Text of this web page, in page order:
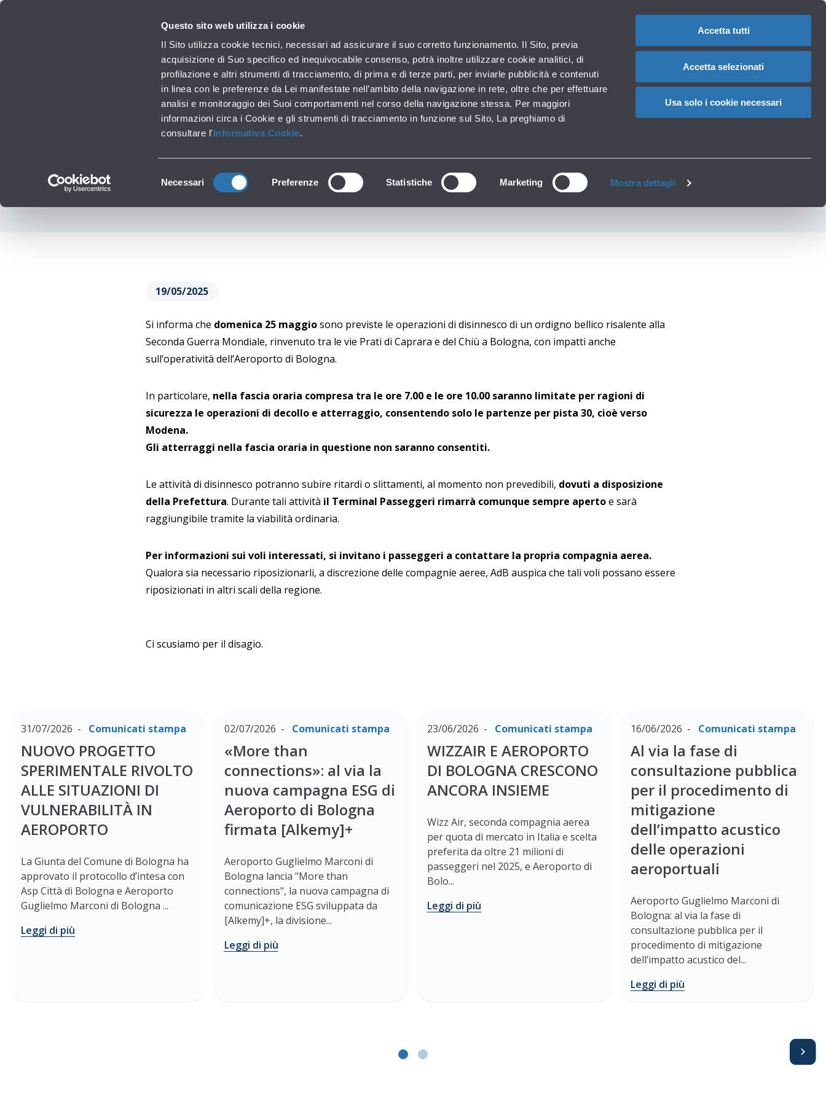
Questo sito web utilizza i cookie
Il Sito utilizza cookie tecnici, necessari ad assicurare il suo corretto funzionamento. Il Sito, previa
acquisizione di Suo specifico ed inequivocabile consenso, potrà inoltre utilizzare cookie analitici, di
profilazione e altri strumenti di tracciamento, di prima e di terze parti, per inviarle pubblicità e contenuti
in linea con le preferenze da Lei manifestate nell’ambito della navigazione in rete, oltre che per effettuare
analisi e monitoraggio dei Suoi comportamenti nel corso della navigazione stessa. Per maggiori
informazioni circa i Cookie e gli strumenti di tracciamento in funzione sul Sito, La preghiamo di
consultare l'Informativa Cookie.
del
Necessari Preferenze Statistiche Marketing Mostra dettagli
Accetta tutti
Accetta selezionati
Usa solo i cookie necessari
CAMBIA
Profilo aziendale Business Sala stampa Operatori aeroportuali Carrello
DOMENICA 25 MAGGIO LIMITAZIONI AL TRAFFICO AEREO
PER DISINNESCO ORDIGNO BELLICO DALLE ORE 07.00 ALLE
ORE 10.00
19/05/2025
Si informa che domenica 25 maggiosono previste le operazioni di disinnesco di un ordigno bellico risalente alla
Seconda Guerra Mondiale, rinvenuto tra le vie Prati di Caprara e del Chiù a Bologna, con impatti anche
sull’operatività dell’Aeroporto di Bologna.
In particolare, nella fascia oraria compresa tra le ore 7.00 e le ore 10.00 saranno limitate per ragioni di
sicurezza le operazioni di decollo e atterraggio, consentendo solo le partenze per pista 30, cioè verso
Modena.
Gli atterraggi nella fascia oraria in questione non saranno consentiti.
Le attività di disinnesco potranno subire ritardi o slittamenti, al momento non prevedibili, dovuti a disposizione
della Prefettura. Durante tali attività il Terminal Passeggeri rimarrà comunque sempre apertoe sarà
raggiungibile tramite la viabilità ordinaria.
Per informazioni sui voli interessati, si invitano i passeggeri a contattare la propria compagnia aerea.
Qualora sia necessario riposizionarli, a discrezione delle compagnie aeree, AdB auspica che tali voli possano essere
riposizionati in altri scali della regione.
Ci scusiamo per il disagio.
31/07/2026 Comunicati stampa
NUOVO PROGETTO
SPERIMENTALE RIVOLTO
ALLE SITUAZIONI DI
VULNERABILITÀ IN
AEROPORTO
La Giunta del Comune di Bologna ha
approvato il protocollo d’intesa con
Asp Città di Bologna e Aeroporto
Guglielmo Marconi di Bologna ...
Leggi di più
02/07/2026 Comunicati stampa
«More than
connections»: al via la
nuova campagna ESG di
Aeroporto di Bologna
firmata [Alkemy]+
Aeroporto Guglielmo Marconi di
Bologna lancia "More than
connections", la nuova campagna di
comunicazione ESG sviluppata da
[Alkemy]+, la divisione...
Leggi di più
23/06/2026 Comunicati stampa
WIZZAIR E AEROPORTO
DI BOLOGNA CRESCONO
ANCORA INSIEME
Wizz Air, seconda compagnia aerea
per quota di mercato in Italia e scelta
preferita da oltre 21 milioni di
passeggeri nel 2025, e Aeroporto di
Bolo...
Leggi di più
16/06/2026 Comunicati stampa
Al via la fase di
consultazione pubblica
per il procedimento di
mitigazione
dell’impatto acustico
delle operazioni
aeroportuali
Aeroporto Guglielmo Marconi di
Bologna: al via la fase di
consultazione pubblica per il
procedimento di mitigazione
dell’impatto acustico del...
Leggi di più
Avanti